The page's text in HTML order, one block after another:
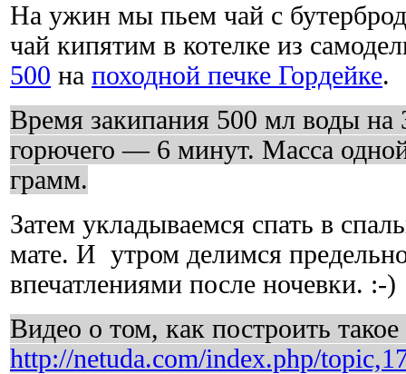
На ужин мы пьем чай с
чай кипятим в котелке из
500 на походной печке Гордейке.
Время закипания 500 мл воды на
горючего — 6 минут. Масса
грамм.
Затем укладываемся спать в
мате. И утром делимся
впечатлениями после ночевки. :-)
Видео о том, как построить
http://netuda.com/index.php/